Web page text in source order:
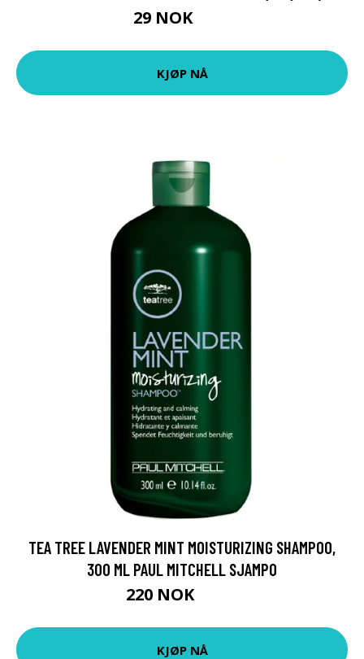
29 NOK
KJØP NÅ
TEA TREE LAVENDER MINT MOISTURIZING SHAMPOO,
300 ML PAUL MITCHELL SJAMPO
220 NOK
KJØP NÅ